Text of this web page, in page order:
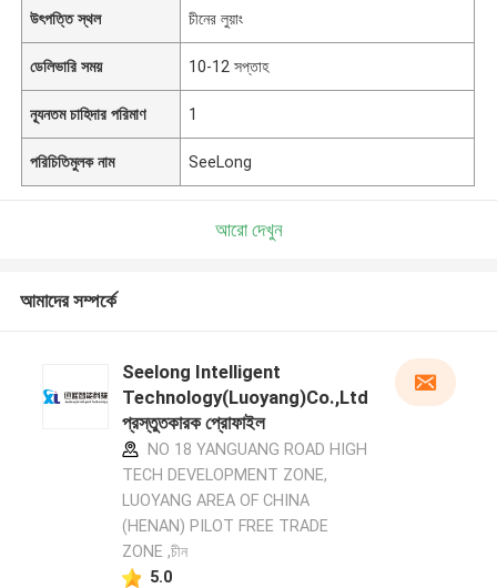
উৎপত্তি স্থল চীনের লুয়াং
ডেলিভারি সময় 10-12 সপ্তাহ
ন্যূনতম চাহিদার পরিমাণ 1
পরিচিতিমুলক নাম SeeLong
আরো দেখুন
আমাদের সম্পর্কে
Seelong Intelligent
Technology(Luoyang)Co.,Ltd
প্রস্তুতকারক প্রোফাইল
NO 18 YANGUANG ROAD HIGH
TECH DEVELOPMENT ZONE,
LUOYANG AREA OF CHINA
(HENAN) PILOT FREE TRADE
ZONE ,চীন
5.0